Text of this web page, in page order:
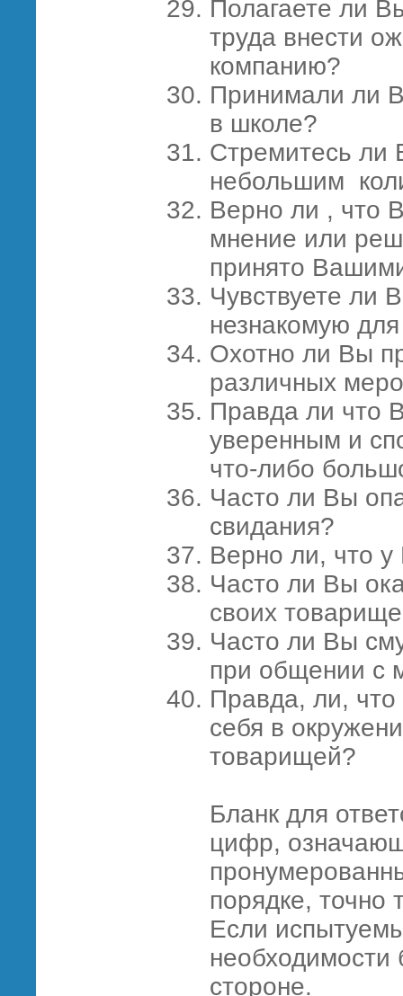
Полагаете ли
труда внести
компанию?
Принимали ли
в школе?
Стремитесь ли
небольшим
Верно ли , что
мнение или
принято
Чувствуете ли
незнакомую
Охотно ли Вы
различных
Правда ли что
уверенным и
что-либо
Часто ли Вы
свидания?
Верно ли, что у
Часто ли Вы
своих
Часто ли Вы
при общении с
Правда, ли, что
себя в
товарищей?
Бланк для
цифр,
порядке, точно
Если
необходимости
стороне.